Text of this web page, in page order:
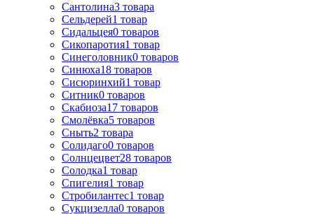
Сантолина3 товара
Сельдерей1 товар
Сидальцея0 товаров
Сикопаротия1 товар
Синеголовник0 товаров
Синюха18 товаров
Сисюринхий1 товар
Ситник0 товаров
Скабиоза17 товаров
Смолёвка5 товаров
Сныть2 товара
Солидаго0 товаров
Солнцецвет28 товаров
Солодка1 товар
Спигелия1 товар
Стробилантес1 товар
Сукцизелла0 товаров